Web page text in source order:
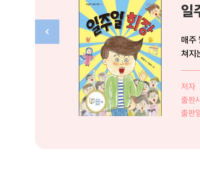
일
매주
쳐지
저자
출판
출판